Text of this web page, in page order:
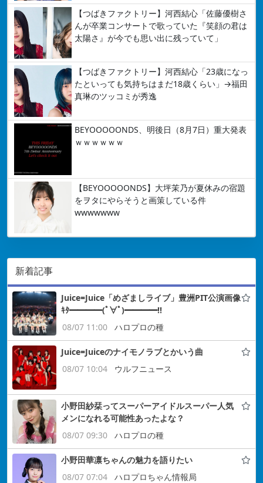
【つばきファクトリー】河西結心「佐藤優樹さ
んが卒業コンサートで歌っていた『笑顔の君は
太陽さ』が今でも思い出に残っていて」
【つばきファクトリー】河西結心「23歳になっ
たといっても気持ちはまだ18歳くらい」→福田
真琳のツッコミが秀逸
BEYOOOOONDS、明後日（8月7日）重大発表
ｗｗｗｗｗｗ
【BEYOOOOONDS】大坪茉乃が夏休みの宿題
をヲタにやらそうと画策している件
wwwwwww
新着記事
Juice=Juice「めざましライブ」豊洲PIT公演画像
ｷﾀ━━━━(ﾟ∀ﾟ)━━━━!!
08/07 11:00
ハロプロの種
Juice=Juiceのナイモノラブとかいう曲
08/07 10:04
ウルフニュース
小野田紗栞ってスーパーアイドルスーパー人気
メンになれる可能性あったよな？
08/07 09:30
ハロプロの種
小野田華凛ちゃんの魅力を語りたい
08/07 07:04
ハロプロちゃん情報局